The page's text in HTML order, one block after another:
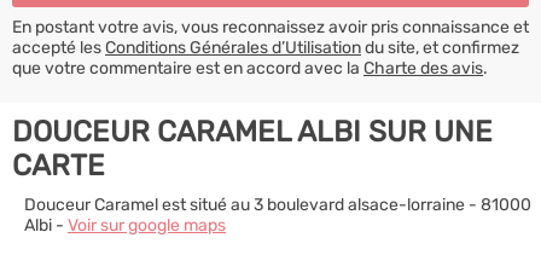
En postant votre avis, vous reconnaissez avoir pris connaissance et
accepté lesConditions Générales d’Utilisationdu site, et confirmez
que votre commentaire est en accord avec la Charte des avis.
DOUCEUR CARAMEL ALBI SUR UNE
CARTE
Douceur Caramel est situé au 3 boulevard alsace-lorraine - 81000
Albi - Voir sur google maps